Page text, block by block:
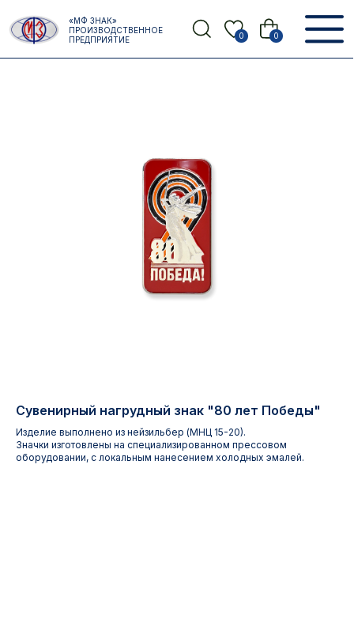
0
«МФ ЗНАК»
ПРОИЗВОДСТВЕННОЕ
ПРЕДПРИЯТИЕ
Назад
Сувенирный нагрудный знак "80 лет Победы"
Изделие выполнено из нейзильбер (МНЦ 15-20).
Значки изготовлены на специализированном прессовом
оборудовании, с локальным нанесением холодных эмалей.